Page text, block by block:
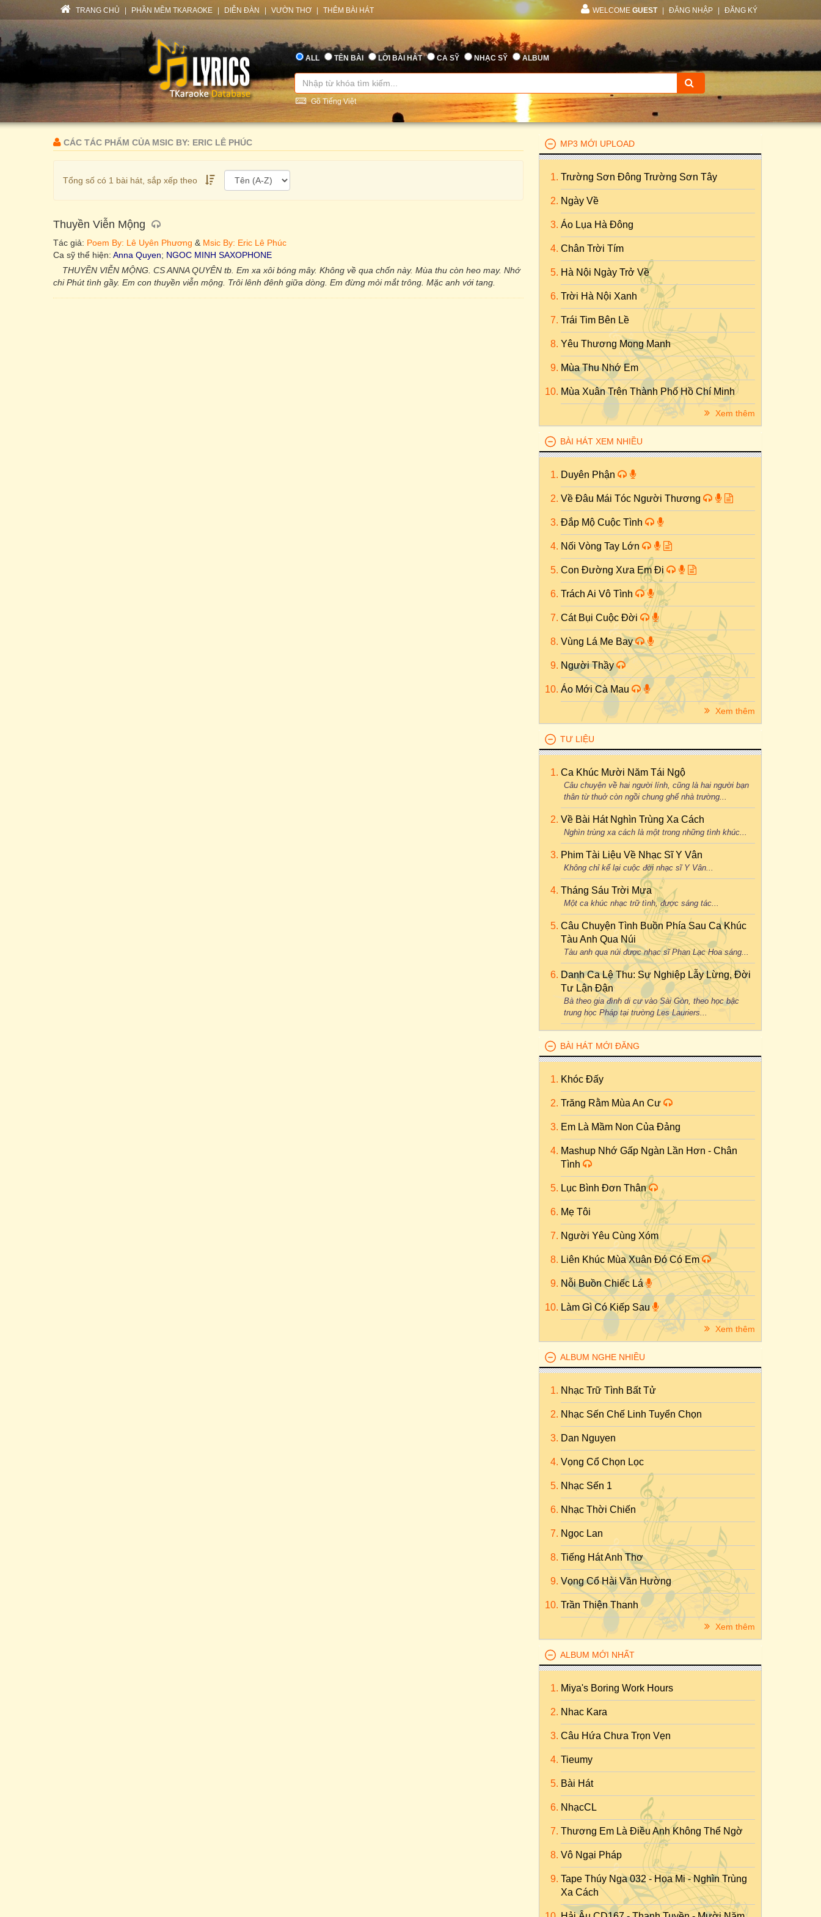
TRANG CHỦ PHẦN MỀM TKARAOKE DIỄN ĐÀN VƯỜN THƠ THÊM BÀI HÁT WELCOME GUEST ĐĂNG NHẬP ĐĂNG KÝ
ALL TÊN BÀI LỜI BÀI HÁT CA SỸ NHẠC SỸ ALBUM
Gõ Tiếng Việt
CÁC TÁC PHẨM CỦA MSIC BY: ERIC LÊ PHÚC
Tổng số có 1 bài hát, sắp xếp theo
Thuyền Viễn Mộng
Tác giả: Poem By: Lê Uyên Phương & Msic By: Eric Lê Phúc
Ca sỹ thể hiện: Anna Quyen; NGOC MINH SAXOPHONE
THUYỀN VIỄN MỘNG. CS ANNA QUYÊN tb. Em xa xôi bóng mây. Không về qua chốn này. Mùa thu còn heo may. Nhớ
chi Phút tình gầy. Em con thuyền viễn mộng. Trôi lênh đênh giữa dòng. Em đừng mỏi mắt trông. Mặc anh với tang.
MP3 MỚI UPLOAD
Trường Sơn Đông Trường Sơn Tây
Ngày Về
Áo Lụa Hà Đông
Chân Trời Tím
Hà Nội Ngày Trở Về
Trời Hà Nội Xanh
Trái Tim Bên Lề
Yêu Thương Mong Manh
Mùa Thu Nhớ Em
Mùa Xuân Trên Thành Phố Hồ Chí Minh
Xem thêm
BÀI HÁT XEM NHIỀU
Duyên Phận
Về Đâu Mái Tóc Người Thương
Đắp Mộ Cuộc Tình
Nối Vòng Tay Lớn
Con Đường Xưa Em Đi
Trách Ai Vô Tình
Cát Bụi Cuộc Đời
Vùng Lá Me Bay
Người Thầy
Áo Mới Cà Mau
Xem thêm
TƯ LIỆU
Ca Khúc Mười Năm Tái Ngộ
Câu chuyện về hai người lính, cũng là hai người bạn
thân từ thuở còn ngồi chung ghế nhà trường...
Về Bài Hát Nghìn Trùng Xa Cách
Nghìn trùng xa cách là một trong những tình khúc...
Phim Tài Liệu Về Nhạc Sĩ Y Vân
Không chỉ kể lại cuộc đời nhạc sĩ Y Vân...
Tháng Sáu Trời Mưa
Một ca khúc nhạc trữ tình, được sáng tác...
Câu Chuyện Tình Buồn Phía Sau Ca Khúc
Tàu Anh Qua Núi
Tàu anh qua núi được nhạc sĩ Phan Lạc Hoa sáng...
Danh Ca Lệ Thu: Sự Nghiệp Lẫy Lừng, Đời
Tư Lận Đận
Bà theo gia đình di cư vào Sài Gòn, theo học bậc
trung học Pháp tại trường Les Lauriers...
BÀI HÁT MỚI ĐĂNG
Khóc Đấy
Trăng Rằm Mùa An Cư
Em Là Mầm Non Của Đảng
Mashup Nhớ Gấp Ngàn Lần Hơn - Chân
Tình
Lục Bình Đơn Thân
Mẹ Tôi
Người Yêu Cùng Xóm
Liên Khúc Mùa Xuân Đó Có Em
Nỗi Buồn Chiếc Lá
Làm Gì Có Kiếp Sau
Xem thêm
ALBUM NGHE NHIỀU
Nhạc Trữ Tình Bất Tử
Nhạc Sến Chế Linh Tuyển Chọn
Dan Nguyen
Vọng Cổ Chọn Lọc
Nhạc Sến 1
Nhạc Thời Chiến
Ngọc Lan
Tiếng Hát Anh Thơ
Vọng Cổ Hài Văn Hường
Trần Thiện Thanh
Xem thêm
ALBUM MỚI NHẤT
Miya's Boring Work Hours
Nhac Kara
Câu Hứa Chưa Trọn Vẹn
Tieumy
Bài Hát
NhạcCL
Thương Em Là Điều Anh Không Thể Ngờ
Vô Ngại Pháp
Tape Thúy Nga 032 - Họa Mi - Nghìn Trùng
Xa Cách